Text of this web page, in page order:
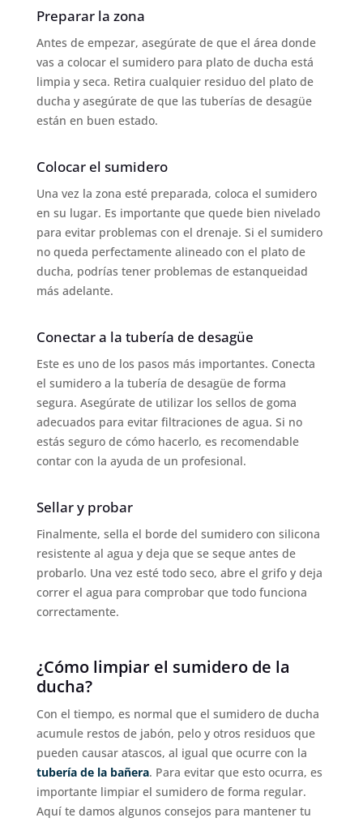
Preparar la zona
Antes de empezar, asegúrate de que el área donde
vas a colocar el sumidero para plato de ducha está
limpia y seca. Retira cualquier residuo del plato de
ducha y asegúrate de que las tuberías de desagüe
están en buen estado.
Colocar el sumidero
Una vez la zona esté preparada, coloca el sumidero
en su lugar. Es importante que quede bien nivelado
para evitar problemas con el drenaje. Si el sumidero
no queda perfectamente alineado con el plato de
ducha, podrías tener problemas de estanqueidad
más adelante.
Conectar a la tubería de desagüe
Este es uno de los pasos más importantes. Conecta
el sumidero a la tubería de desagüe de forma
segura. Asegúrate de utilizar los sellos de goma
adecuados para evitar filtraciones de agua. Si no
estás seguro de cómo hacerlo, es recomendable
contar con la ayuda de un profesional.
Sellar y probar
Finalmente, sella el borde del sumidero con silicona
resistente al agua y deja que se seque antes de
probarlo. Una vez esté todo seco, abre el grifo y deja
correr el agua para comprobar que todo funciona
correctamente.
¿Cómo limpiar el sumidero de la
ducha?
Con el tiempo, es normal que el sumidero de ducha
acumule restos de jabón, pelo y otros residuos que
pueden causar atascos, al igual que ocurre con la
tubería de la bañera. Para evitar que esto ocurra, es
importante limpiar el sumidero de forma regular.
Aquí te damos algunos consejos para mantener tu